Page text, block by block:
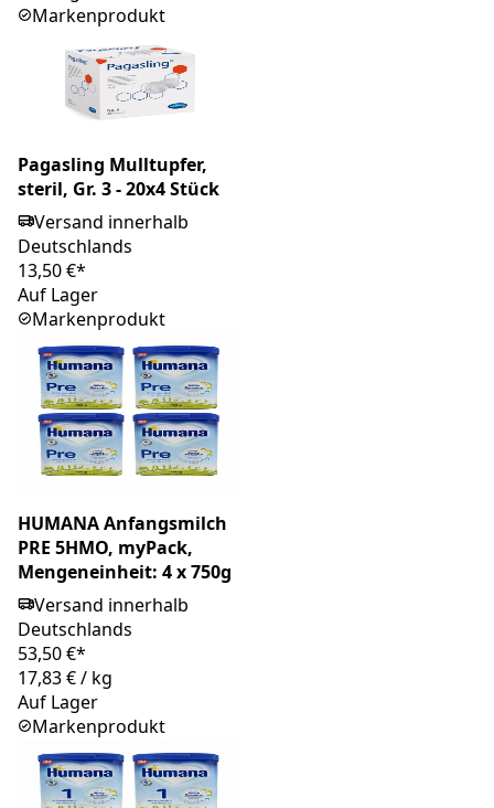
Markenprodukt
Pagasling Mulltupfer,
steril, Gr. 3 - 20x4 Stück
Versand innerhalb
Deutschlands
13,50 €*
Auf Lager
Markenprodukt
HUMANA Anfangsmilch
PRE 5HMO, myPack,
Mengeneinheit: 4 x 750g
Versand innerhalb
Deutschlands
53,50 €*
17,83 €/ kg
Auf Lager
Markenprodukt